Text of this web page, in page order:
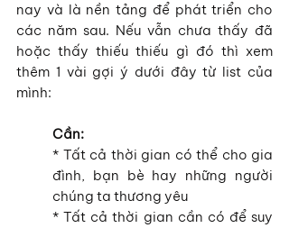
nay và là nền tảng để phát triển cho
các năm sau. Nếu vẫn chưa thấy đã
hoặc thấy thiếu thiếu gì đó thì xem
thêm 1 vài gợi ý dưới đây từ list của
mình:
Cần:
* Tất cả thời gian có thể cho gia
đình, bạn bè hay những người
chúng ta thương yêu
* Tất cả thời gian cần có để suy